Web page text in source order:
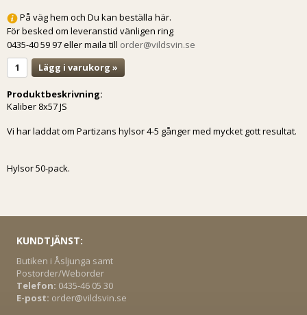
På väg hem och Du kan beställa här.
För besked om leveranstid vänligen ring
0435-40 59 97 eller maila till order@vildsvin.se
Lägg i varukorg »
Produktbeskrivning:
Kaliber 8x57 JS
Vi har laddat om Partizans hylsor 4-5 gånger med mycket gott resultat.
Hylsor 50-pack.
KUNDTJÄNST:
Butiken i Åsljunga samt
Postorder/Weborder
Telefon: 0435-46 05 30
E-post: order@vildsvin.se